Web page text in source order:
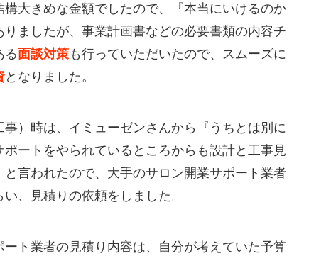
大きめな金額でしたので、『本当にいけるのか
ましたが、事業計画書などの必要書類の内容チ
る面談対策も行っていただいたので、スムーズに
となりました。
）時は、イミューゼンさんから『うちとは別に
ートをやられているところからも設計と工事見
言われたので、大手のサロン開業サポート業者
、見積りの依頼をしました。
ート業者の見積り内容は、自分が考えていた予算